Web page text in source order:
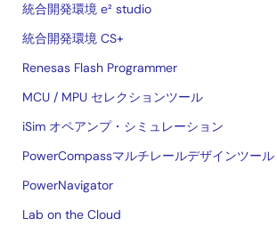
統合開発環境 e² studio
統合開発環境 CS+
Renesas Flash Programmer
MCU / MPU セレクションツール
iSim オペアンプ・シミュレーション
PowerCompassマルチレールデザインツール
PowerNavigator
Lab on the Cloud